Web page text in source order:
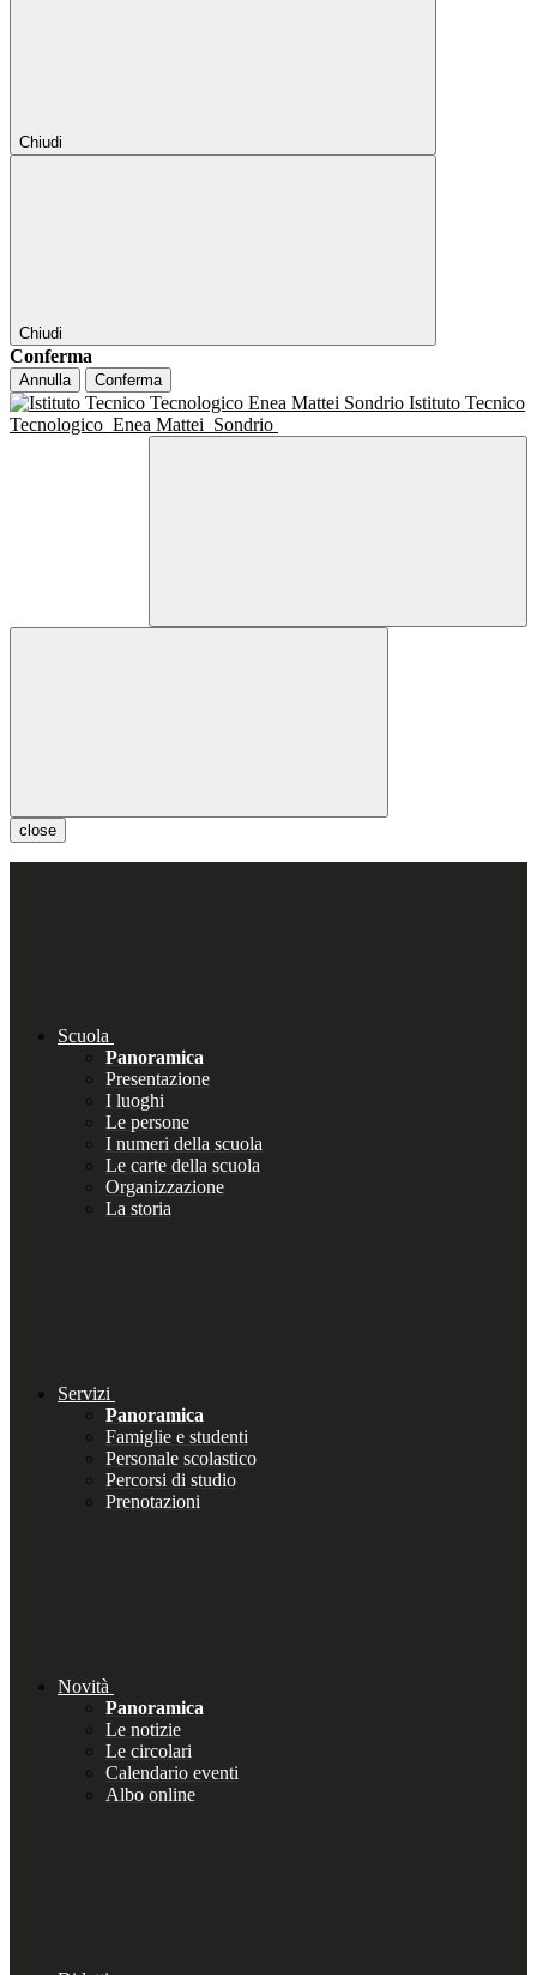
Chiudi
Chiudi
Conferma
Annulla Conferma
Istituto Tecnico
Tecnologico Enea Mattei Sondrio
close
Scuola
Panoramica
Presentazione
I luoghi
Le persone
I numeri della scuola
Le carte della scuola
Organizzazione
La storia
Servizi
Panoramica
Famiglie e studenti
Personale scolastico
Percorsi di studio
Prenotazioni
Novità
Panoramica
Le notizie
Le circolari
Calendario eventi
Albo online